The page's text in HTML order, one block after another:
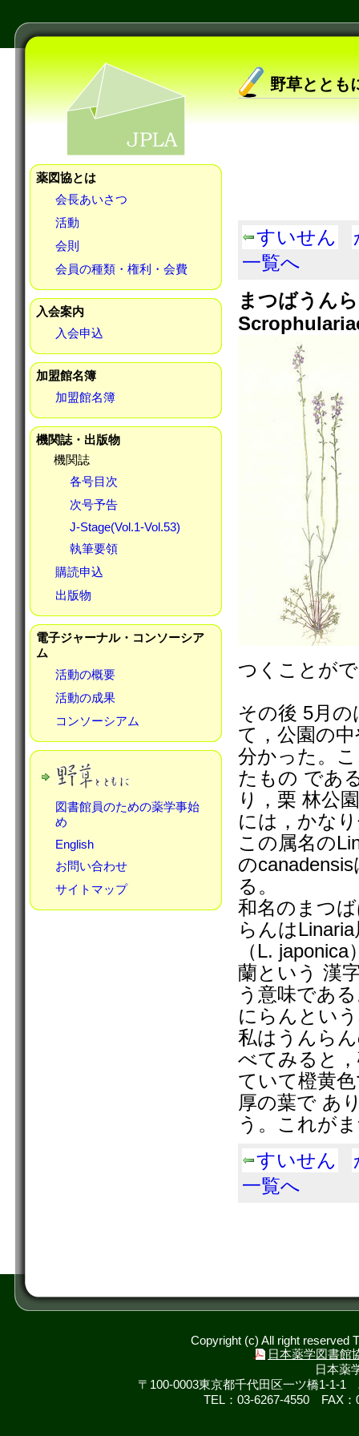
薬図協とは
会長あいさつ
活動
会則
会員の種類・権利・会費
入会案内
入会申込
加盟館名簿
加盟館名簿
機関誌・出版物
機関誌
各号目次
次号予告
J-Stage(Vol.1-Vol.53)
執筆要領
購読申込
出版物
電子ジャーナル・コンソーシア
ム
活動の概要
活動の成果
コンソーシアム
図書館員のための薬学事始
め
English
お問い合わせ
サイトマップ
野草ととも
すいせん
一覧へ
まつばうん
つくことが
その後 5月
て，公園の
分かった。
たもの であ
り，栗 林公
には，かな
この属名の
の
る。
和名のまつ
らんは
（L.
蘭という 漢
う意味であ
にらんとい
私はうんら
べてみると
ていて橙黄
厚の葉で あ
う。これが
すいせん
一覧へ
Copyright (c) All right reserved
日本薬学図書館
日本薬
〒100-0003東京都千代田区一ツ橋1-1-
TEL：03-6267-4550 FAX